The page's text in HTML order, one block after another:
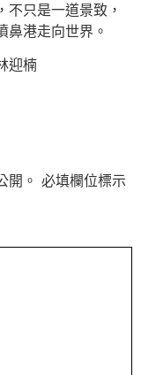
只是一道景致，
鼻港走向世界。
迎楠
開。 必填欄位標示